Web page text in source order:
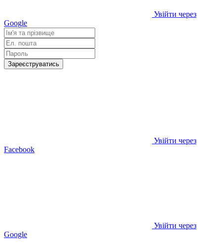
Увійти через
Google
Зареєструватись
Увійти через
Facebook
Увійти через
Google